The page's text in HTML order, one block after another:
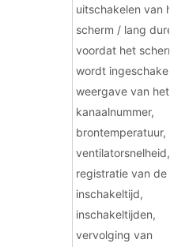
uitschakelen van het
scherm / lang duren
voordat het scherm
wordt ingeschakeld,
weergave van het
kanaalnummer,
brontemperatuur,
ventilatorsnelheid,
registratie van de
inschakeltijd,
inschakeltijden,
vervolging van